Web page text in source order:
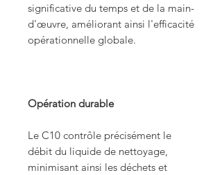
significative du temps et de la main-
d'œuvre, améliorant ainsi l'efficacité
opérationnelle globale.
Opération durable
Le C10 contrôle précisément le
débit du liquide de nettoyage,
minimisant ainsi les déchets et